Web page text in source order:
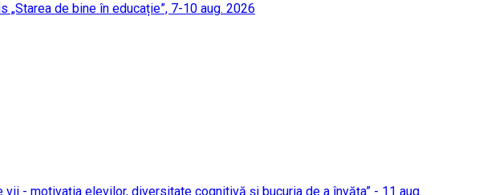
„Starea de bine în educație”, 7-10 aug. 2026
vii - motivația elevilor, diversitate cognitivă și bucuria de a învăța” - 11 aug.